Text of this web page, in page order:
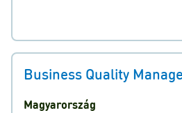
Business Quality
Magyarország